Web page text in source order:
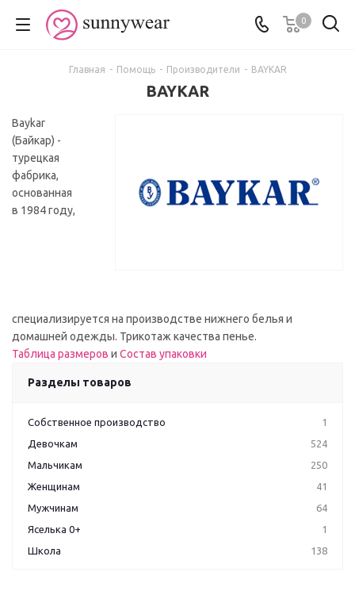
0
Главная - Помощь - Производители - BAYKAR
BAYKAR
Baykar
(Байкар) -
турецкая
фабрика,
основанная
в 1984 году,
специализируется на производстве нижнего белья и
домашней одежды. Трикотаж качества пенье.
Таблица размеров и Состав упаковки
Разделы товаров
Собственное производство
1
Девочкам
524
Мальчикам
250
Женщинам
41
Мужчинам
64
Яселька 0+
1
Школа
138